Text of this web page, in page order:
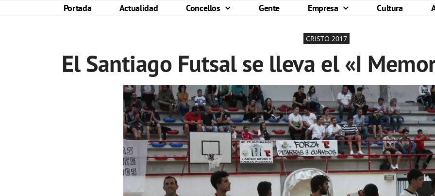
Portada Actualidad Concellos Gente Empresa Cultura
CRISTO 2017
El Santiago Futsal se lleva el «I